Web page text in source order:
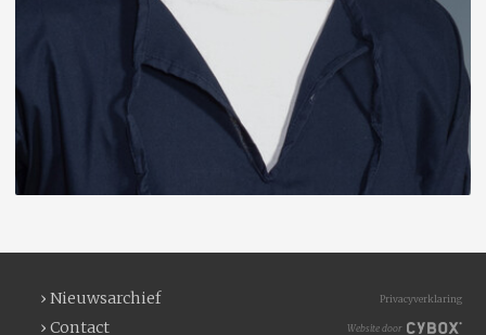
› Nieuwsarchief
› Contact
Privacyverklaring
Website door